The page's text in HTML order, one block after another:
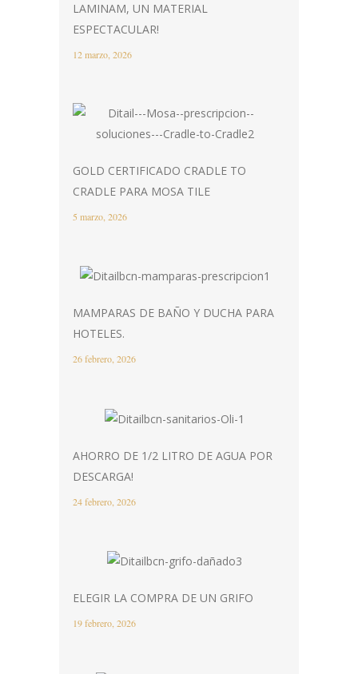
LAMINAM, UN MATERIAL
ESPECTACULAR!
12 marzo, 2026
GOLD CERTIFICADO CRADLE TO
CRADLE PARA MOSA TILE
5 marzo, 2026
MAMPARAS DE BAÑO Y DUCHA PARA
HOTELES.
26 febrero, 2026
AHORRO DE 1/2 LITRO DE AGUA POR
DESCARGA!
24 febrero, 2026
ELEGIR LA COMPRA DE UN GRIFO
19 febrero, 2026